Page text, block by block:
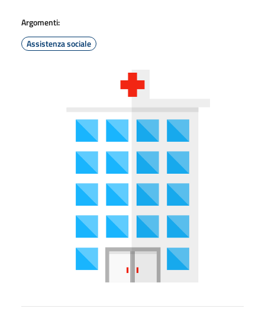
Argomenti:
Assistenza sociale